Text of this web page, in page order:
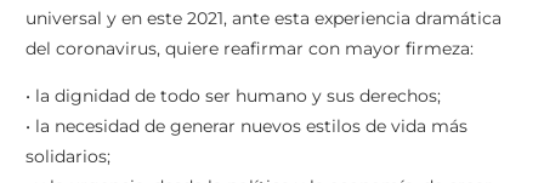
universal y en este 2021, ante esta experiencia dramática
del coronavirus, quiere reafirmar con mayor firmeza:
• la dignidad de todo ser humano y sus derechos;
• la necesidad de generar nuevos estilos de vida más
solidarios;